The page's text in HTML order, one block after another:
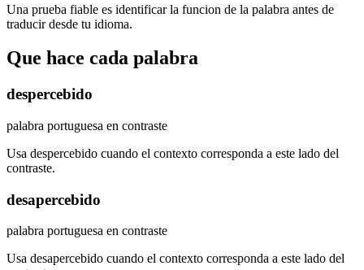
Una prueba fiable es identificar la funcion de la palabra antes de
traducir desde tu idioma.
Que hace cada palabra
despercebido
palabra portuguesa en contraste
Usa despercebido cuando el contexto corresponda a este lado del
contraste.
desapercebido
palabra portuguesa en contraste
Usa desapercebido cuando el contexto corresponda a este lado del